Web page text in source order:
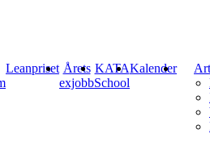
Leanpriset Årets
exjobb
KATA
School
Kalender